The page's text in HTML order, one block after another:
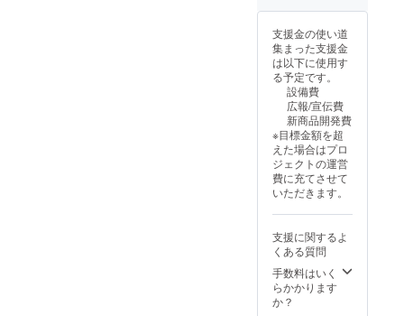
届け様
が異な
る場合
は松原
が代筆
した
もった
いない
畑のく
だもの
でつ
くった
一筆箋
同梱さ
せてい
ただく
ことが
可能で
す。有
※サイ
ズに
よって
個数が
かわり
ます
※冷暗所
にて保
存くだ
さい。
※※消
費期限
期限は
保存場
所にも
よりま
すが10
日程度
です。
※5月
となり
ますの
で品質
が安定
してお
りま
す。 ■
内容量
合計6個
（約
2kg）
内訳:一
級品 3
個 訳あ
り品 3
個 ※
送料込
みです
※消費
期限は1
完熟
したい
ちじく
を贅沢
に使用
して
ジャム
にしま
した。
パン
やヨー
グルト
だけで
なく、
焼いた
ソース
使いも
おすす
めで
ます。
支援後
の流れ
①お
打ち合
わせ 作
物の内
容や紙
の用
途、ス
ケ
ジュー
ルをす
りあわ
す。
②サン
プル製
造 一
度、作
支援金の使い道
集まった支援金
は以下に使用す
る予定です。
設備費
広報/宣伝費
新商品開発費
※目標金額を超
えた場合はプロ
ジェクトの運営
費に充てさせて
いただきます。
支援に関するよ
くある質問
手数料はいく
らかかります
か？